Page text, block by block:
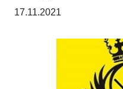
17.11.2021